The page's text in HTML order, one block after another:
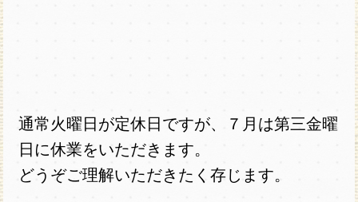
通常火曜日が定休日ですが、７月は第三金曜
日に休業をいただきます。
どうぞご理解いただきたく存じます。